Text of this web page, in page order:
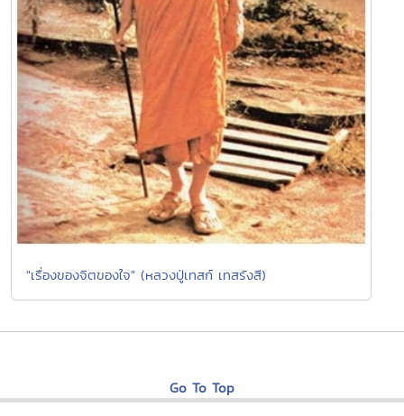
"เรื่องของจิตของใจ" (หลวงปู่เทสก์ เทสรังสี)
Go To Top